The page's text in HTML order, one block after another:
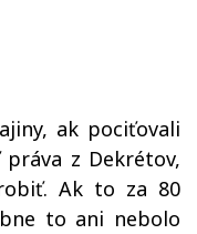
ak pociťovali
z Dekrétov,
Ak to za 80
to ani nebolo